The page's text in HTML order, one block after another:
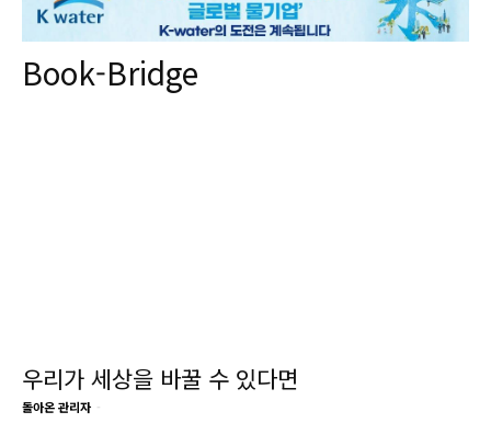
Book-Bridge
우리가 세상을 바꿀 수 있다면
돌아온 관리자 -